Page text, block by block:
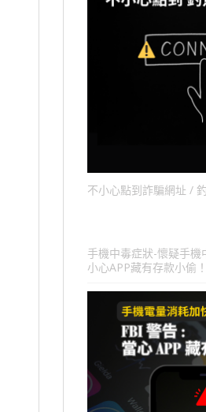
不小心點到詐騙網址 /
手機中毒症狀-懷疑手機
小心APP藏有存款小偷！